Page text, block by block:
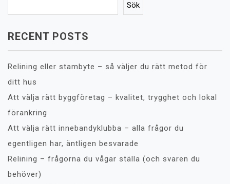
Sök
RECENT POSTS
Relining eller stambyte – så väljer du rätt metod för
ditt hus
Att välja rätt byggföretag – kvalitet, trygghet och lokal
förankring
Att välja rätt innebandyklubba – alla frågor du
egentligen har, äntligen besvarade
Relining – frågorna du vågar ställa (och svaren du
behöver)